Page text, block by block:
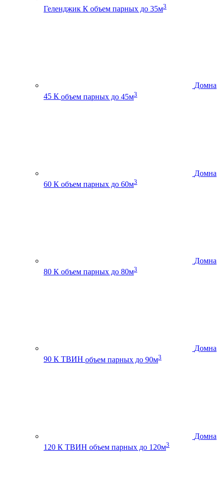
Геленджик К объем парных до 35м3
Домна
45 К объем парных до 45м3
Домна
60 К объем парных до 60м3
Домна
80 К объем парных до 80м3
Домна
90 К ТВИН объем парных до 90м3
Домна
120 К ТВИН объем парных до 120м3